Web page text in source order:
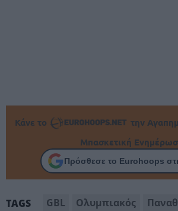
Κάνε το
την
Μπασκετική
Πρόσθεσε το Eurohoops
TAGS GBL Ολυμπιακός